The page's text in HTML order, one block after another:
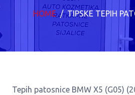
HOME TIPSKE TEPIH
Tepih patosnice BMW X5 (G05)